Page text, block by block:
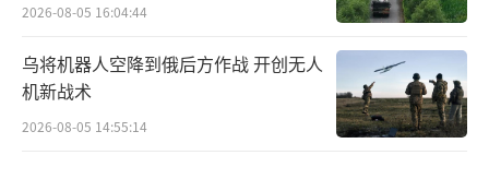
2026-08-05 16:04:44
乌将机器人空降到俄后方作战 开创无人
机新战术
2026-08-05 14:55:14